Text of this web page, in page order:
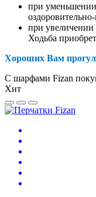
при
при увеличении
Ходьба
Хороших Вам
С шарфами Fizan
Хит